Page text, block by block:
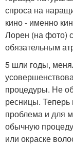
спроса на
кино - именно
Лорен (на фото)
обязательным
5 шли годы,
процедуры. Не
ресницы. Теперь
проблема и для
обычную
или окраске